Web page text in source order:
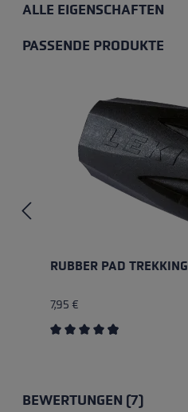
ALLE EIGENSCHAFTEN
PASSENDE PRODUKTE
RUBBER PAD TREKKING
7,95 €
BEWERTUNGEN (7)